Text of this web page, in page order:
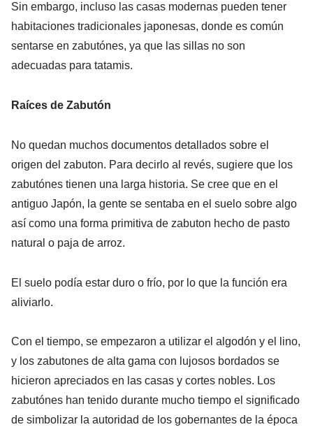
Sin embargo, incluso las casas modernas pueden tener
habitaciones tradicionales japonesas, donde es común
sentarse en zabutónes, ya que las sillas no son
adecuadas para tatamis.
Raíces de Zabutón
No quedan muchos documentos detallados sobre el
origen del zabuton. Para decirlo al revés, sugiere que los
zabutónes tienen una larga historia. Se cree que en el
antiguo Japón, la gente se sentaba en el suelo sobre algo
así como una forma primitiva de zabuton hecho de pasto
natural o paja de arroz.
El suelo podía estar duro o frío, por lo que la función era
aliviarlo.
Con el tiempo, se empezaron a utilizar el algodón y el lino,
y los zabutones de alta gama con lujosos bordados se
hicieron apreciados en las casas y cortes nobles. Los
zabutónes han tenido durante mucho tiempo el significado
de simbolizar la autoridad de los gobernantes de la época